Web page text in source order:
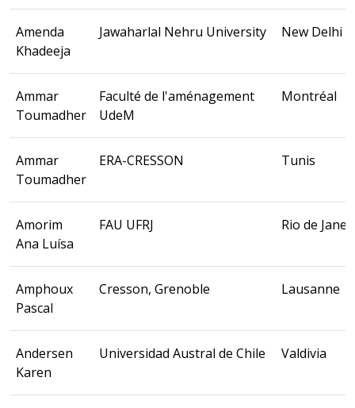
Amenda
Khadeeja
Jawaharlal Nehru University New Delhi
Ammar
Toumadher
Faculté de l'aménagement
UdeM
Montréal
Ammar
Toumadher
ERA-CRESSON Tunis
Amorim
Ana Luísa
FAU UFRJ Rio de
Amphoux
Pascal
Cresson, Grenoble Lausanne
Andersen
Karen
Universidad Austral de Chile Valdivia